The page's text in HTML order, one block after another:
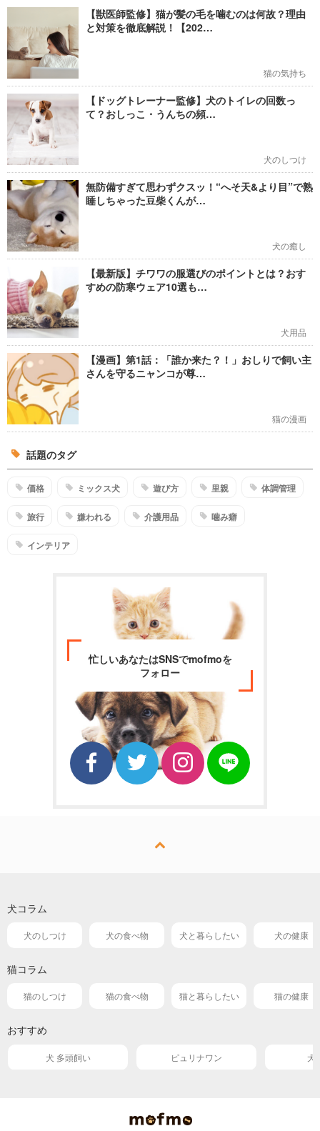
【獣医師監修】猫が髪の毛を噛むのは何故？理由
と対策を徹底解説！【202…
猫の気持ち
【ドッグトレーナー監修】犬のトイレの回数っ
て？おしっこ・うんちの頻…
犬のしつけ
無防備すぎて思わずクスッ！“へそ天&より目”で熟
睡しちゃった豆柴くんが…
犬の癒し
【最新版】チワワの服選びのポイントとは？おす
すめの防寒ウェア10選も…
犬用品
【漫画】第1話：「誰か来た？！」おしりで飼い主
さんを守るニャンコが尊…
猫の漫画
話題のタグ
価格 ミックス犬 遊び方 里親 体調管理
旅行 嫌われる 介護用品 噛み癖
インテリア
忙しいあなたはSNSでmofmoを
フォロー
犬コラム
犬のしつけ 犬の食べ物 犬と暮らしたい 犬の健康
猫コラム
猫のしつけ 猫の食べ物 猫と暮らしたい 猫の健康
おすすめ
犬 多頭飼い ピュリナワン 犬